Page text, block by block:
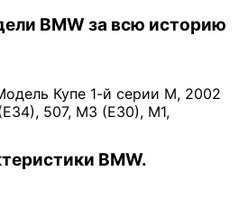
BMW за всю историю
Купе 1-й серии M, 2002
507, M3 (E30), M1,
BMW.